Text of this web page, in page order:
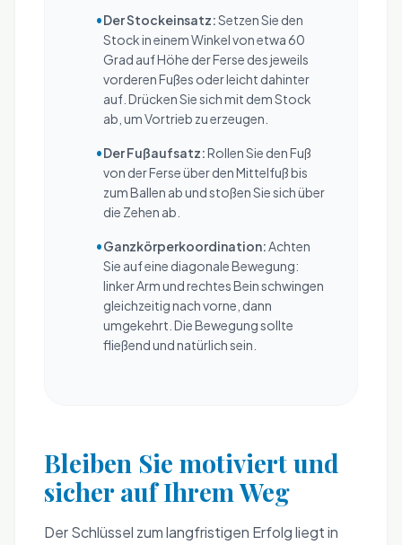
•Der Stockeinsatz:Setzen Sie den
Stock in einem Winkel von etwa 60
Grad auf Höhe der Ferse des jeweils
vorderen Fußes oder leicht dahinter
auf. Drücken Sie sich mit dem Stock
ab, um Vortrieb zu erzeugen.
•Der Fußaufsatz:Rollen Sie den Fuß
von der Ferse über den Mittelfuß bis
zum Ballen ab und stoßen Sie sich über
die Zehen ab.
•Ganzkörperkoordination:Achten
Sie auf eine diagonale Bewegung:
linker Arm und rechtes Bein schwingen
gleichzeitig nach vorne, dann
umgekehrt. Die Bewegung sollte
fließend und natürlich sein.
Bleiben Sie motiviert und
sicher auf Ihrem Weg
Der Schlüssel zum langfristigen Erfolg liegt in